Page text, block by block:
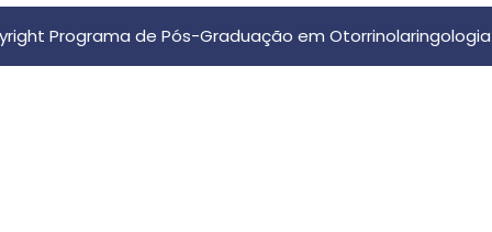
Programa de Pós-Graduação em Otorrinolaringologia